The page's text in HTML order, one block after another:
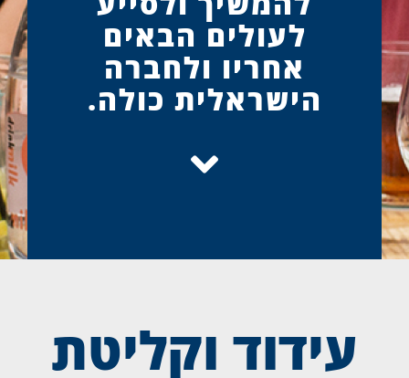
לעולים הבאים
אחריו ולחברה
הישראלית כולה.
עידוד וקליטת